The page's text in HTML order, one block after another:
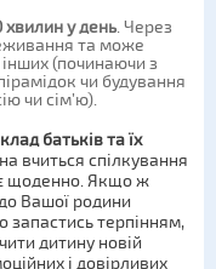
у день. Через
та може
(починаючи з
чи будування
чи сім’ю).
батьків та їх
вчиться спілкування
щоденно. Якщо ж
Вашої родини
терпінням,
дитину новій
і довірливих